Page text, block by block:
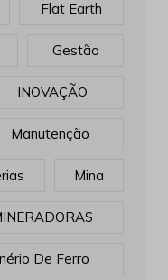
Flat Earth
Gestão
INOVAÇÃO
Manutenção
Mina
De Ferro